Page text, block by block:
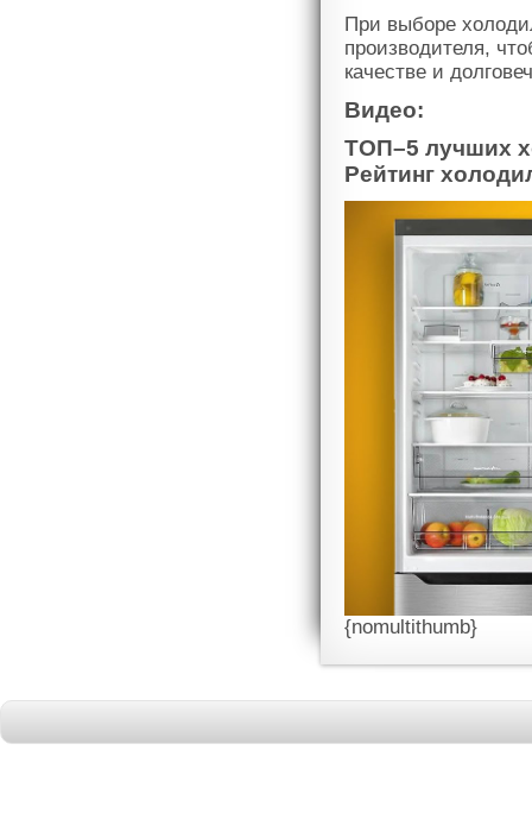
При выборе
производителя,
качестве и
Видео:
ТОП–5 лучших
Рейтинг
{nomultithumb}